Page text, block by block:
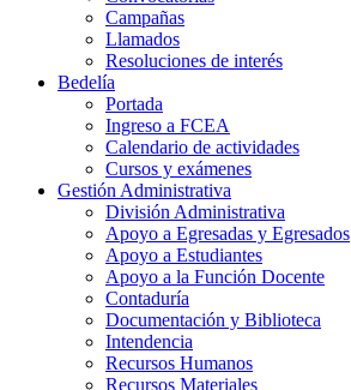
Campañas
Llamados
Resoluciones de interés
Bedelía
Portada
Ingreso a FCEA
Calendario de actividades
Cursos y exámenes
Gestión Administrativa
División Administrativa
Apoyo a Egresadas y Egresados
Apoyo a Estudiantes
Apoyo a la Función Docente
Contaduría
Documentación y Biblioteca
Intendencia
Recursos Humanos
Recursos Materiales